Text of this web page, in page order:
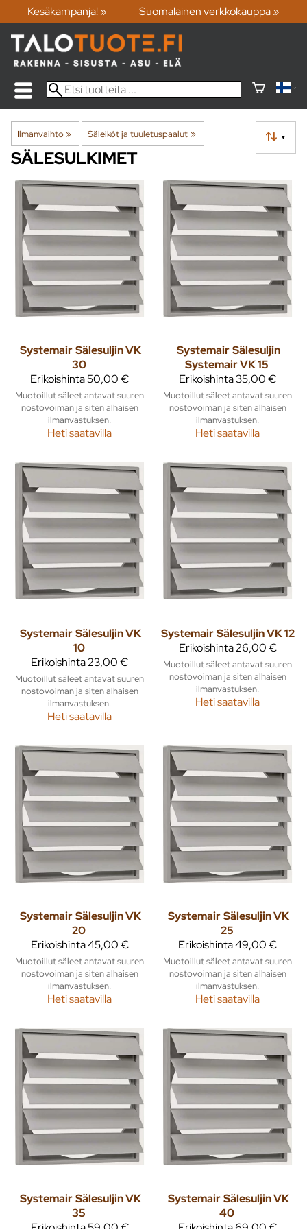
Kesäkampanja! » Suomalainen verkkokauppa »
Ilmanvaihto‪» Säleiköt ja tuuletuspaalut ‪» ▼
SÄLESULKIMET
Systemair Sälesuljin VK
30
Erikoishinta50,00 €
Muotoillut säleet antavat suuren
nostovoiman ja siten alhaisen
ilmanvastuksen.
Heti saatavilla
Systemair Sälesuljin
Systemair VK 15
Erikoishinta35,00 €
Muotoillut säleet antavat suuren
nostovoiman ja siten alhaisen
ilmanvastuksen.
Heti saatavilla
Systemair Sälesuljin VK
10
Erikoishinta23,00 €
Muotoillut säleet antavat suuren
nostovoiman ja siten alhaisen
ilmanvastuksen.
Heti saatavilla
Systemair Sälesuljin VK 12
Erikoishinta26,00 €
Muotoillut säleet antavat suuren
nostovoiman ja siten alhaisen
ilmanvastuksen.
Heti saatavilla
Systemair Sälesuljin VK
20
Erikoishinta45,00 €
Muotoillut säleet antavat suuren
nostovoiman ja siten alhaisen
ilmanvastuksen.
Heti saatavilla
Systemair Sälesuljin VK
25
Erikoishinta49,00 €
Muotoillut säleet antavat suuren
nostovoiman ja siten alhaisen
ilmanvastuksen.
Heti saatavilla
Systemair Sälesuljin VK
35
Systemair Sälesuljin VK
40